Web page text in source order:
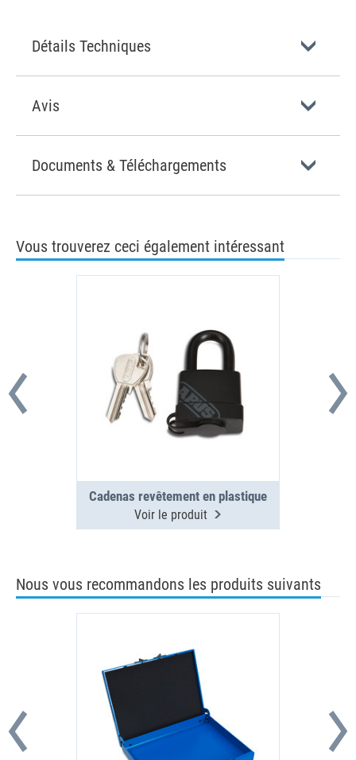
Détails Techniques
Avis
Documents & Téléchargements
Vous trouverez ceci également intéressant
Cadenas revêtement en plastique
Voir le produit
Nous vous recommandons les produits suivants